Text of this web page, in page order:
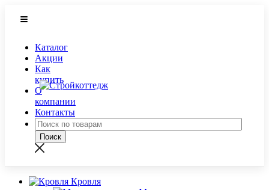
Каталог
Акции
Как
купить
О
компании
Контакты
Кровля